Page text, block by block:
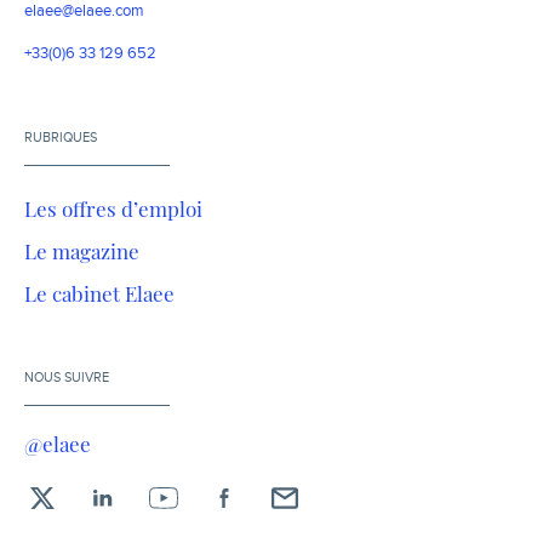
elaee@elaee.com
+33(0)6 33 129 652
RUBRIQUES
Les offres d’emploi
Le magazine
Le cabinet Elaee
NOUS SUIVRE
@elaee